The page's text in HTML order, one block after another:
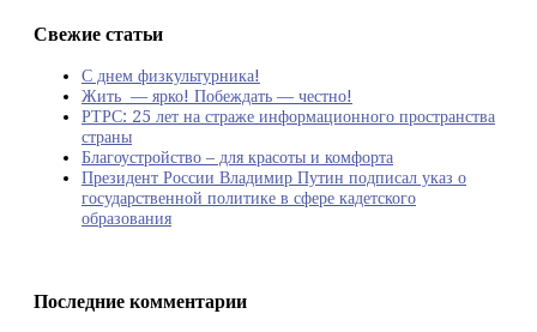
Свежие статьи
С днем физкультурника!
Жить — ярко! Побеждать — честно!
РТРС: 25 лет на страже информационного пространства
страны
Благоустройство – для красоты и комфорта
Президент России Владимир Путин подписал указ о
государственной политике в сфере кадетского
образования
Последние комментарии